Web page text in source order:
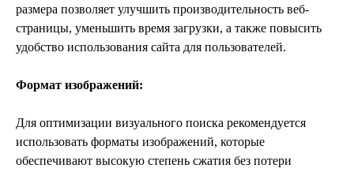
размера позволяет улучшить производительность веб-
страницы, уменьшить время загрузки, а также повысить
удобство использования сайта для пользователей.
Формат изображений:
Для оптимизации визуального поиска рекомендуется
использовать форматы изображений, которые
обеспечивают высокую степень сжатия без потери